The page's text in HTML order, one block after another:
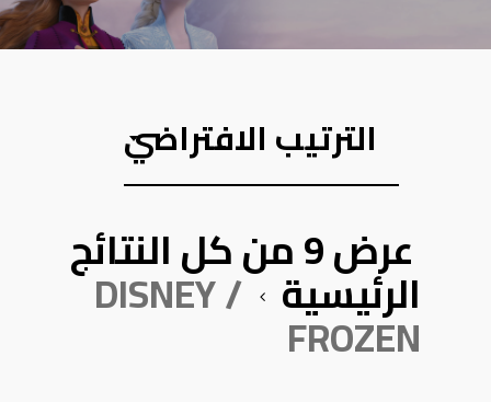
الترتيب الافتراضي
عرض ⁦9⁩ من كل النتائج
الرئيسية DISNEY /
FROZEN